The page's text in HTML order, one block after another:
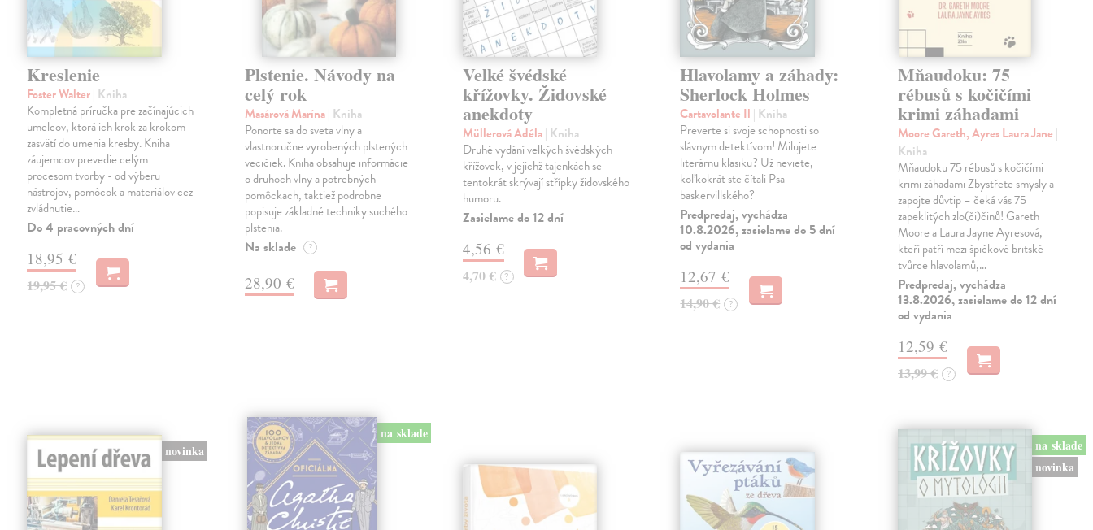
Kreslenie
Foster Walter| Kniha
Kompletná príručka pre začínajúcich
umelcov, ktorá ich krok za krokom
zasvätí do umenia kresby. Kniha
záujemcov prevedie celým
procesom tvorby - od výberu
nástrojov, pomôcok a materiálov cez
zvládnutie…
Do 4 pracovných dní
18,95 €
19,95 € ?
Plstenie. Návody na
celý rok
Masárová Marína| Kniha
Ponorte sa do sveta vlny a
vlastnoručne vyrobených plstených
vecičiek. Kniha obsahuje informácie
o druhoch vlny a potrebných
pomôckach, taktiež podrobne
popisuje základné techniky suchého
plstenia.
Na sklade ?
28,90 €
Velké švédské
křížovky. Židovské
anekdoty
Müllerová Adéla| Kniha
Druhé vydání velkých švédských
křížovek, v jejichž tajenkách se
tentokrát skrývají střípky židovského
humoru.
Zasielame do 12 dní
4,56 €
4,70 € ?
Hlavolamy a záhady:
Sherlock Holmes
Cartavolante Il | Kniha
Preverte si svoje schopnosti so
slávnym detektívom! Milujete
literárnu klasiku? Už neviete,
koľkokrát ste čítali Psa
baskervillského?
Predpredaj, vychádza
10.8.2026, zasielame do 5 dní
od vydania
12,67 €
14,90 € ?
Mňaudoku: 75
rébusů s kočičími
krimi záhadami
Moore Gareth, Ayres Laura Jane |
Kniha
Mňaudoku 75 rébusů s kočičími
krimi záhadami Zbystřete smysly a
zapojte důvtip – čeká vás 75
zapeklitých zlo(či)činů! Gareth
Moore a Laura Jayne Ayresová,
kteří patří mezi špičkové britské
tvůrce hlavolamů,…
Predpredaj, vychádza
13.8.2026, zasielame do 12 dní
od vydania
12,59 €
13,99 € ?
novinka
na sklade
na sklade
novinka